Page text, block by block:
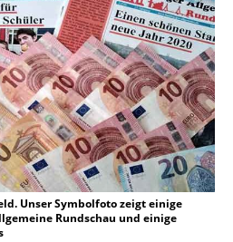
Unser Symbolfoto zeigt einige
Rundschau und einige